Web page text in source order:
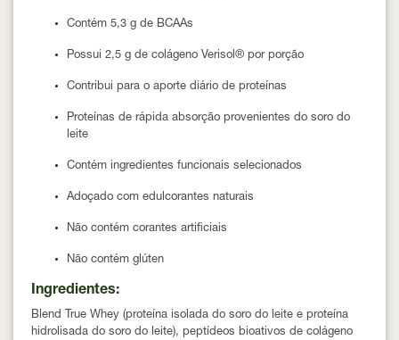
Contém 5,3 g de BCAAs
Possui 2,5 g de colágeno Verisol® por porção
Contribui para o aporte diário de proteínas
Proteínas de rápida absorção provenientes do soro do
leite
Contém ingredientes funcionais selecionados
Adoçado com edulcorantes naturais
Não contém corantes artificiais
Não contém glúten
Ingredientes:
Blend True Whey (proteína isolada do soro do leite e proteína
hidrolisada do soro do leite), peptídeos bioativos de colágeno